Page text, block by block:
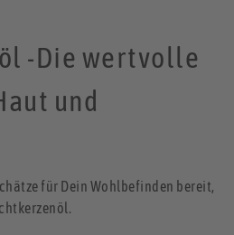
-Die wertvolle
und
für Dein Wohlbefinden bereit,